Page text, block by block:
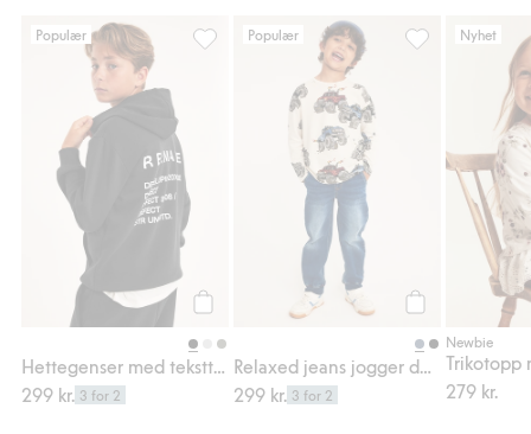
Populær
299 kr. 3 for 2
Hettegenser med teksttrykk, Legg til i
Populær
299 kr. 3 for 2
Relaxed
Nyhet
Newbie
279 kr.